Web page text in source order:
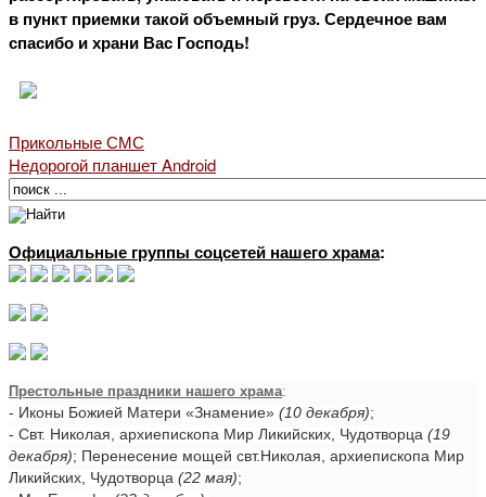
в пункт приемки такой объемный груз. Сердечное вам
спасибо и храни Вас Господь!
Прикольные СМС
Недорогой планшет Android
Официальные группы соцсетей нашего храма:
Престольные праздники нашего храма:
- Иконы Божией Матери «Знамение» (10 декабря);
- Свт. Николая, архиепископа Мир Ликийских, Чудотворца (19
декабря); Перенесение мощей свт.Николая, архиепископа Мир
Ликийских, Чудотворца (22 мая);